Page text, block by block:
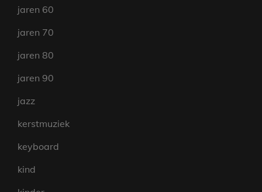
jaren 60
jaren 70
jaren 80
jaren 90
jazz
kerstmuziek
keyboard
kind